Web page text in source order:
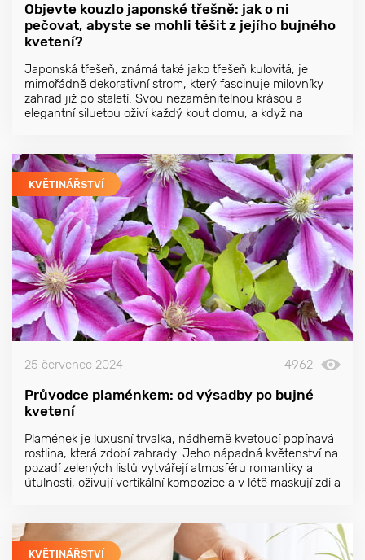
Objevte kouzlo japonské třešně: jak o ni
pečovat, abyste se mohli těšit z jejího bujného
kvetení?
Japonská třešeň, známá také jako třešeň kulovitá, je
mimořádně dekorativní strom, který fascinuje milovníky
zahrad již po staletí. Svou nezaměnitelnou krásou a
elegantní siluetou oživí každý kout domu, a když na
KVĚTINÁŘSTVÍ
25 červenec 2024 4962
Průvodce plaménkem: od výsadby po bujné
kvetení
Plamének je luxusní trvalka, nádherně kvetoucí popínavá
rostlina, která zdobí zahrady. Jeho nápadná květenství na
pozadí zelených listů vytvářejí atmosféru romantiky a
útulnosti, oživují vertikální kompozice a v létě maskují zdi a
KVĚTINÁŘSTVÍ